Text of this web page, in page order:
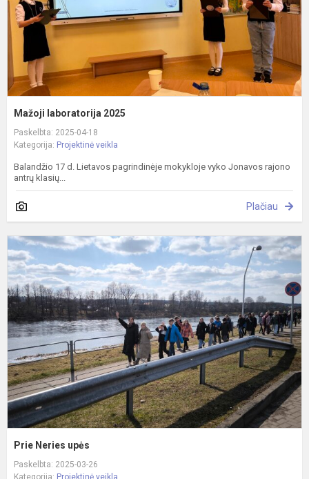
Mažoji laboratorija 2025
Paskelbta: 2025-04-18
Kategorija: Projektinė veikla
Balandžio 17 d. Lietavos pagrindinėje mokykloje vyko Jonavos rajono
antrų klasių...
Plačiau
Prie Neries upės
Paskelbta: 2025-03-26
Kategorija: Projektinė veikla